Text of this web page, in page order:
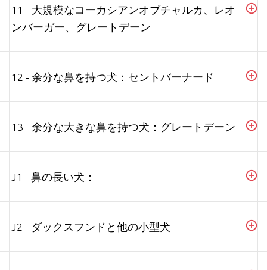
11 - 大規模なコーカシアンオブチャルカ、レオ
ンバーガー、グレートデーン
12 - 余分な鼻を持つ犬：セントバーナード
13 - 余分な大きな鼻を持つ犬：グレートデーン
J1 - 鼻の長い犬：
J2 - ダックスフンドと他の小型犬